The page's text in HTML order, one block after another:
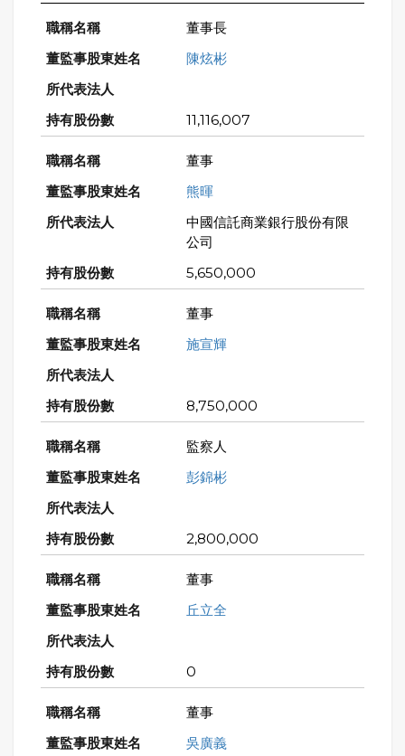
董事長
陳炫彬
11,116,007
董事
熊暉
中國信託商業銀行股份有限
公司
5,650,000
董事
施宣輝
8,750,000
監察人
彭錦彬
2,800,000
董事
丘立全
0
董事
吳廣義